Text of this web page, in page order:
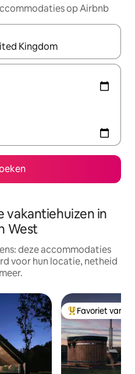
op Airbnb
zijn, maak je een keuze
vakantiehuizen in
West
deze accommodaties
voor hun locatie, netheid
Topfavoriet van
Favoriet van